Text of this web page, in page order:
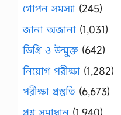
গোপন সমস্যা (245)
জানা অজানা (1,031)
ডিগ্রি ও উন্মুক্ত (642)
নিয়োগ পরীক্ষা (1,282)
পরীক্ষা প্রস্তুতি (6,673)
প্রশ্ন সমাধান (1,940)